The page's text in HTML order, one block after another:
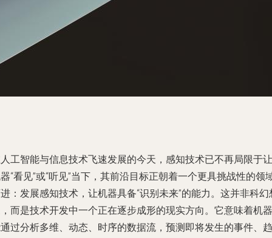
工智能与信息技术飞速发展的今天，感知技术已不再局限于让
“看见”或“听见”当下，其前沿目标正朝着一个更具挑战性的领
：发展感知技术，让机器具备“识别未来”的能力。这并非科幻
而是技术开发中一个正在逐步成形的现实方向。它意味着机器
过分析多维、动态、时序的数据流，预测即将发生的事件、趋